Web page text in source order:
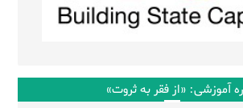
آموزشی: «از فقر به ثروت»